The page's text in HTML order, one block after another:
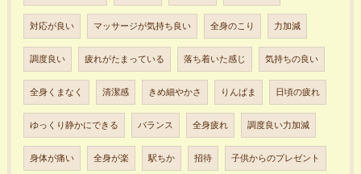
対応が良い マッサージが気持ち良い 全身のこり 力加減
調度良い 疲れがたまっている 落ち着いた感じ 気持ちの良い
全身くまなく 清潔感 きめ細やかさ りんぱま 日頃の疲れ
ゆっくり静かにできる バランス 全身疲れ 調度良い力加減
身体が痛い 全身が楽 駅ちか 招待 子供からのプレゼント